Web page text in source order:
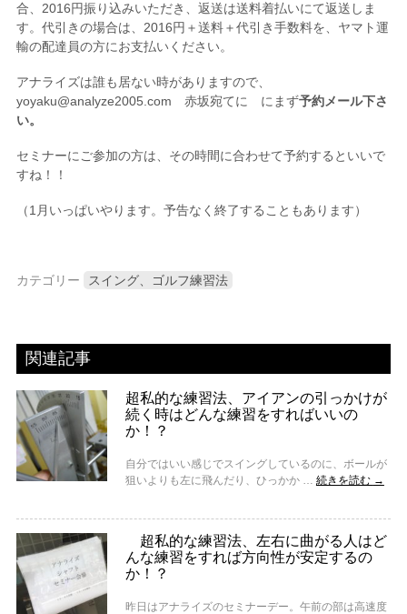
合、2016円振り込みいただき、返送は送料着払いにて返送しま
す。代引きの場合は、2016円＋送料＋代引き手数料を、ヤマト運
輸の配達員の方にお支払いください。
アナライズは誰も居ない時がありますので、
yoyaku@analyze2005.com 赤坂宛てに にまず予約メール下さ
い。
セミナーにご参加の方は、その時間に合わせて予約するといいで
すね！！
（1月いっぱいやります。予告なく終了することもあります）
カテゴリー スイング、ゴルフ練習法
関連記事
超私的な練習法、アイアンの引っかけが
続く時はどんな練習をすればいいの
か！？
自分ではいい感じでスイングしているのに、ボールが
狙いよりも左に飛んだり、ひっかか … 続きを読む →
超私的な練習法、左右に曲がる人はど
んな練習をすれば方向性が安定するの
か！？
昨日はアナライズのセミナーデー。午前の部は高速度